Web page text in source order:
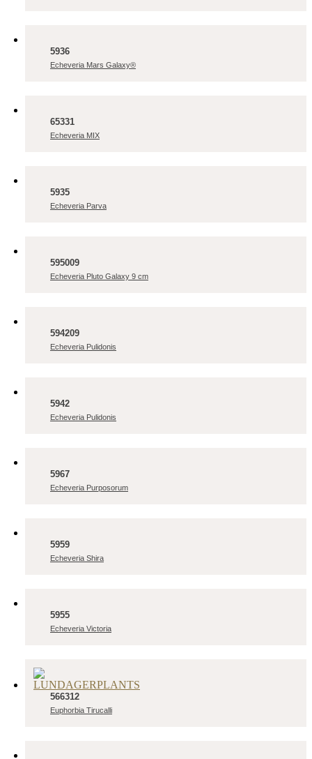
5936
Echeveria Mars Galaxy®
65331
Echeveria MIX
5935
Echeveria Parva
595009
Echeveria Pluto Galaxy 9 cm
594209
Echeveria Pulidonis
5942
Echeveria Pulidonis
5967
Echeveria Purposorum
5959
Echeveria Shira
5955
Echeveria Victoria
566312
Euphorbia Tirucalli